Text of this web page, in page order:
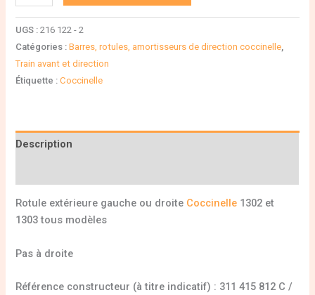
UGS :216 122 - 2
Catégories :Barres, rotules, amortisseurs de direction coccinelle,
Train avant et direction
Étiquette :Coccinelle
Description
Rotule extérieure gauche ou droite Coccinelle 1302 et
1303 tous modèles
Pas à droite
Référence constructeur (à titre indicatif) : 311 415 812 C /